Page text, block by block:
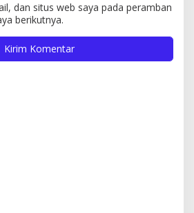
dan situs web saya pada peramban
berikutnya.